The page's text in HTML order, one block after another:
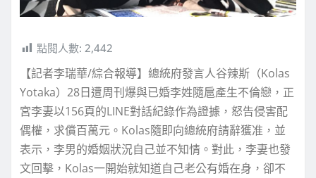
點閱人數: 2,442
【記者李瑞華/綜合報導】總統府發言人谷辣斯（Kolas
Yotaka）28日遭周刊爆與已婚李姓隨扈產生不倫戀，正
宮李妻以156頁的LINE對話紀錄作為證據，怒告侵害配
偶權，求償百萬元。Kolas隨即向總統府請辭獲准，並
表示，李男的婚姻狀況自己並不知情。對此，李妻也發
文回擊，Kolas一開始就知道自己老公有婚在身，卻不